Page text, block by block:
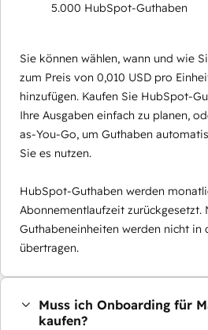
5.000 HubSpot-Guthaben
Sie können wählen, wann und wie
zum Preis von 0,010 USD pro
hinzufügen. Kaufen Sie HubSpot-
Ihre Ausgaben einfach zu planen,
as-You-Go, um Guthaben
Sie es nutzen.
HubSpot-Guthaben werden
Abonnementlaufzeit zurückgesetzt.
Guthabeneinheiten werden nicht in
übertragen.
Muss ich Onboarding für
kaufen?